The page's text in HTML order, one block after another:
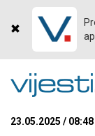
23.05.2025 /